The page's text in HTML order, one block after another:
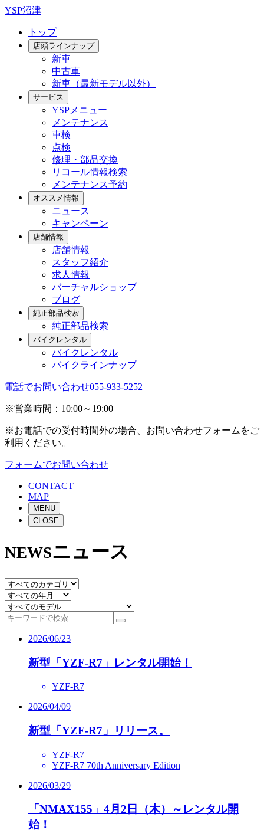
YSP沼津
トップ
店頭ラインナップ
新車
中古車
新車（最新モデル以外）
サービス
YSPメニュー
メンテナンス
車検
点検
修理・部品交換
リコール情報検索
メンテナンス予約
オススメ情報
ニュース
キャンペーン
店舗情報
店舗情報
スタッフ紹介
求人情報
バーチャルショップ
ブログ
純正部品検索
純正部品検索
バイクレンタル
バイクレンタル
バイクラインナップ
電話でお問い合わせ055-933-5252
※営業時間：10:00～19:00
※お電話での受付時間外の場合、お問い合わせフォームをご
利用ください。
フォームでお問い合わせ
CONTACT
MAP
MENU
CLOSE
NEWSニュース
2026/06/23
新型「YZF-R7」レンタル開始！
YZF-R7
2026/04/09
新型「YZF-R7」リリース。
YZF-R7
YZF-R7 70th Anniversary Edition
2026/03/29
「NMAX155」4月2日（木）～レンタル開
始！